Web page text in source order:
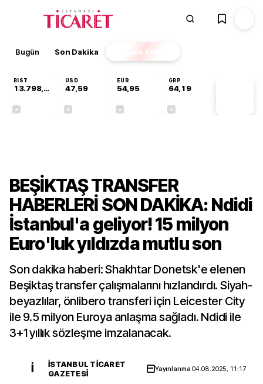
Bugün Son Dakika Finans EKSTRA
BIST
13.798,82
USD
47,59
EUR
54,95
GBP
64,19
BEŞİKTAŞ TRANSFER
HABERLERİ SON DAKİKA: Ndidi
İstanbul'a geliyor! 15 milyon
Euro'luk yıldızda mutlu son
Son dakika haberi: Shakhtar Donetsk'e elenen
Beşiktaş transfer çalışmalarını hızlandırdı. Siyah-
beyazlılar, önlibero transferi için Leicester City
ile 9.5 milyon Euroya anlaşma sağladı. Ndidi ile
3+1 yıllık sözleşme imzalanacak.
İ
İSTANBUL TICARET
GAZETESI
Yayınlanma04.08.2025, 11:17